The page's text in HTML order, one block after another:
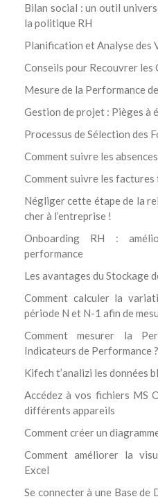
Bilan social : un outil
la politique RH
Planification et Analyse des
Conseils pour Recouvrer les
Mesure de la Performance
Gestion de projet : Pièges à
Processus de Sélection des
Comment suivre les
Comment suivre les factures
Négliger cette étape de la
cher à l’entreprise !
Onboarding RH :
performance
Les avantages du Stockage
Comment calculer la
période N et N-1 afin de
Comment mesurer la
Indicateurs de Performance ?
Kifech t’analizi les données
Accédez à vos fichiers MS
différents appareils
Comment créer un
Comment améliorer la
Excel
Se connecter à une Base de